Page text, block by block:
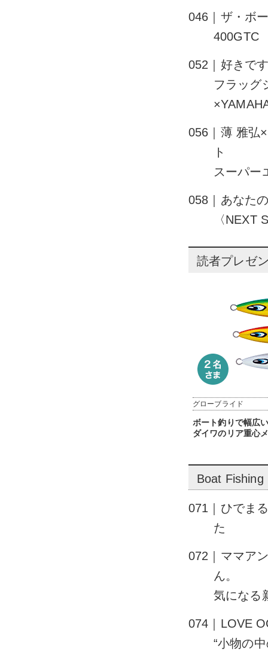
046｜ザ・ボ
400GTC
052｜好きで
フラッグ
056｜薄 雅弘
ト
スーパー
058｜あなた
〈NEXT
読者プレゼ
グローブライド
ボート釣りで幅広
ダイワのリア重心
Boat Fishing
071｜ひでま
た
072｜ママア
ん。
気になる
074｜LOVE
“小物の